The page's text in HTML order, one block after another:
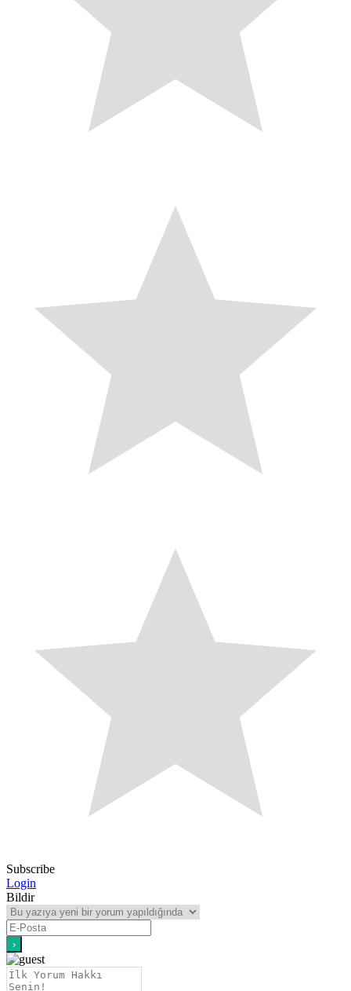
Subscribe
Login
Bildir